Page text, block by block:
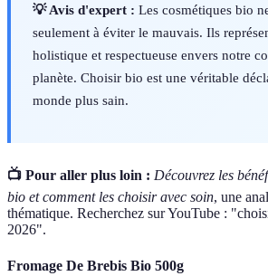
💡 Avis d'expert : Les cosmétiques bio
seulement à éviter le mauvais. Ils
holistique et respectueuse envers notre
planète. Choisir bio est une véritable
monde plus sain.
📺 Pour aller plus loin : Découvrez les
bio et comment les choisir avec soin, une
thématique. Recherchez sur YouTube :
2026".
Fromage De Brebis Bio 500g